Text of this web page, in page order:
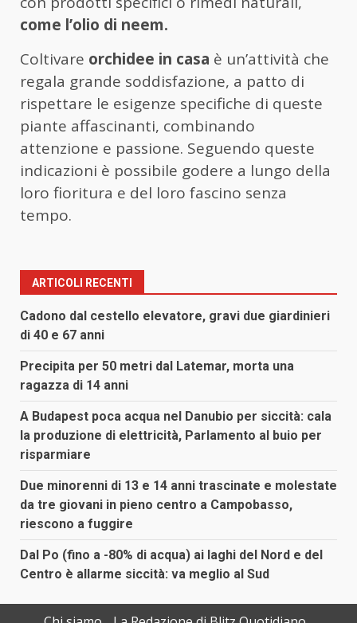
come l’olio di neem.
Coltivare orchidee in casa è un’attività che
regala grande soddisfazione, a patto di
rispettare le esigenze specifiche di queste
piante affascinanti, combinando
attenzione e passione. Seguendo queste
indicazioni è possibile godere a lungo della
loro fioritura e del loro fascino senza
tempo.
ARTICOLI RECENTI
Cadono dal cestello elevatore, gravi due giardinieri
di 40 e 67 anni
Precipita per 50 metri dal Latemar, morta una
ragazza di 14 anni
A Budapest poca acqua nel Danubio per siccità: cala
la produzione di elettricità, Parlamento al buio per
risparmiare
Due minorenni di 13 e 14 anni trascinate e molestate
da tre giovani in pieno centro a Campobasso,
riescono a fuggire
Dal Po (fino a -80% di acqua) ai laghi del Nord e del
Centro è allarme siccità: va meglio al Sud